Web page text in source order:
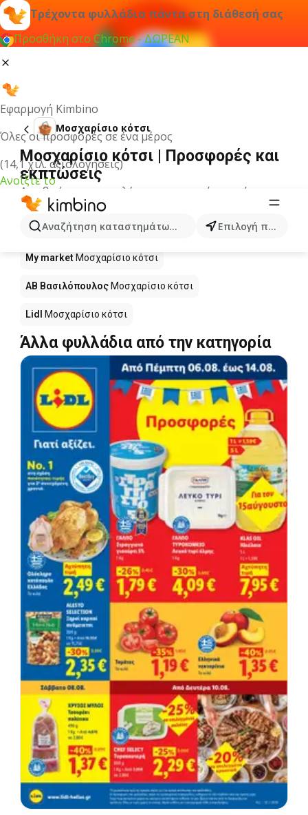
Τρέχοντα φυλλάδια πάντα στη διάθεσή σας
Προσθήκη στο Chrome - ΔΩΡΕΑΝ
Εφαρμογή Kimbino
Όλες οι προσφορές σε ένα μέρος
(14,1 χιλ. αξιολογήσεις)
Ανοίξτε το
Αναζήτηση καταστημάτων, κατηγοριών, προϊόντων...
Επιλογή πόλης
Μοσχαρίσιο κότσι
Μοσχαρίσιο κότσι | Προσφορές και
εκπτώσεις
Δεν βρήκαμε αποτελέσματα για αυτόν τον όρο.
Μοσχαρίσιο κότσι σε προσφορά -
Πού να αγοράσετε;
My market Μοσχαρίσιο κότσι
ΑΒ Βασιλόπουλος Μοσχαρίσιο κότσι
Lidl Μοσχαρίσιο κότσι
Άλλα φυλλάδια από την κατηγορία